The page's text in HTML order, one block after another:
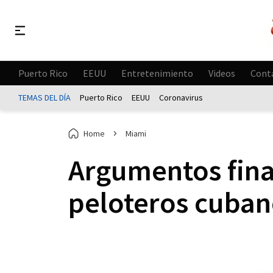
Puerto Rico EEUU Entretenimiento Videos
TEMAS DEL DÍA Puerto Rico EEUU Coronavirus
Home Miami
Argumentos
peloteros